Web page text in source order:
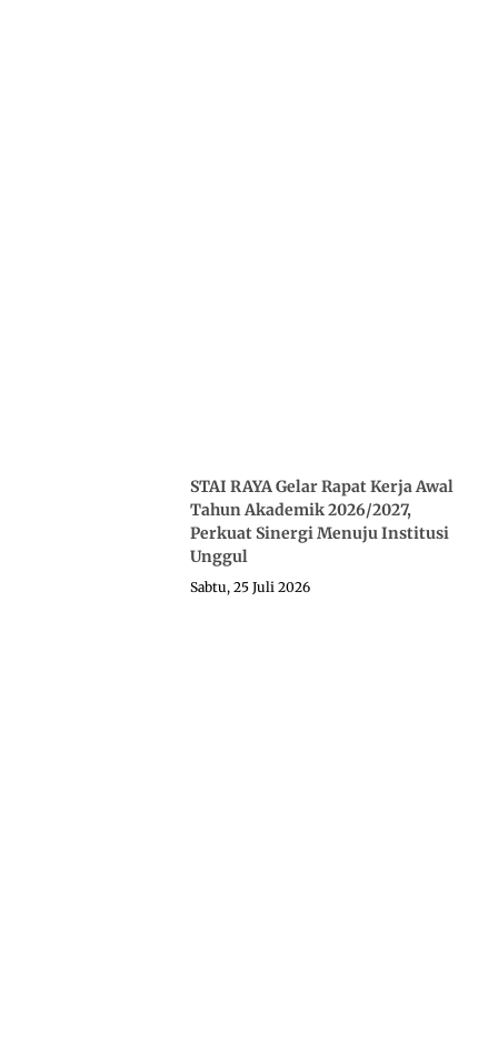
STAI RAYA Gelar Rapat Kerja Awal
Tahun Akademik 2026/2027,
Perkuat Sinergi Menuju Institusi
Unggul
Sabtu, 25 Juli 2026